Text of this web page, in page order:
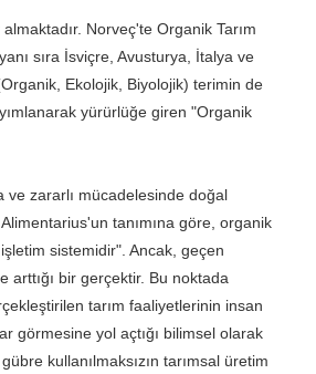
Norveç'te Organik Tarım
sıra İsviçre, Avusturya, İtalya ve
Ekolojik, Biyolojik) terimin de
yürürlüğe giren "Organik
zararlı mücadelesinde doğal
tanımına göre, organik
sistemidir". Ancak, geçen
bir gerçektir. Bu noktada
tarım faaliyetlerinin insan
görmesine yol açtığı bilimsel olarak
kullanılmaksızın tarımsal üretim